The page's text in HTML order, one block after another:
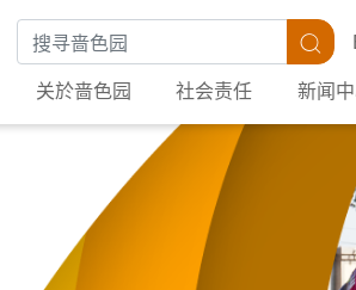
搜寻关键字 搜
关於啬色园
社会责任 新闻